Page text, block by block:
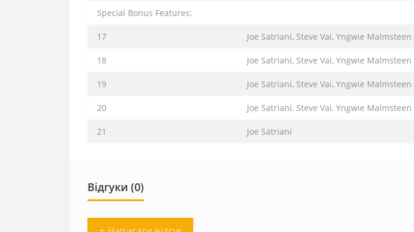
Special Bonus Features:
17 Joe Satriani, Steve Vai, Yngwie Malmsteen
18 Joe Satriani, Steve Vai, Yngwie Malmsteen
19 Joe Satriani, Steve Vai, Yngwie Malmsteen
20 Joe Satriani, Steve Vai, Yngwie Malmsteen
21 Joe Satriani
Відгуки (0)